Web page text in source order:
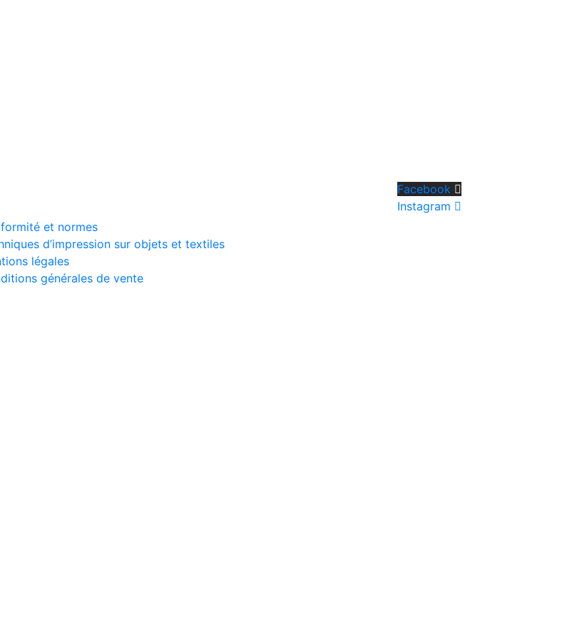
et normes
d’impression sur objets et textiles
légales
générales de vente
Facebook
Instagram